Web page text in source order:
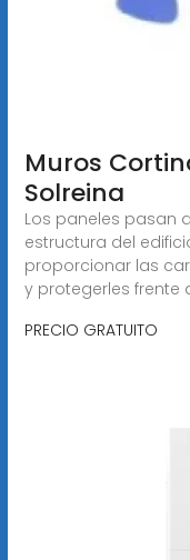
Muros
Solreina
Los paneles pasan
estructura del
proporcionar las
y protegerles frente
PRECIO GRATUITO